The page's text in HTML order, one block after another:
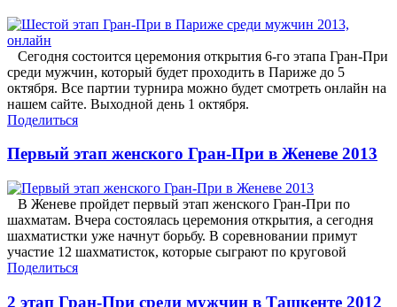
Сегодня состоится церемония открытия 6-го этапа Гран-При
среди мужчин, который будет проходить в Париже до 5
октября. Все партии турнира можно будет смотреть онлайн на
нашем сайте. Выходной день 1 октября.
Поделиться
Первый этап женского Гран-При в Женеве 2013
В Женеве пройдет первый этап женского Гран-При по
шахматам. Вчера состоялась церемония открытия, а сегодня
шахматистки уже начнут борьбу. В соревновании примут
участие 12 шахматисток, которые сыграют по круговой
Поделиться
2 этап Гран-При среди мужчин в Ташкенте 2012